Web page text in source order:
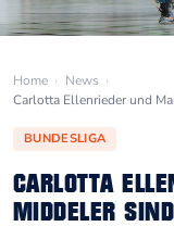
Home › News ›
Carlotta Ellenrieder und
BUNDESLIGA
CARLOTTA
MIDDELER